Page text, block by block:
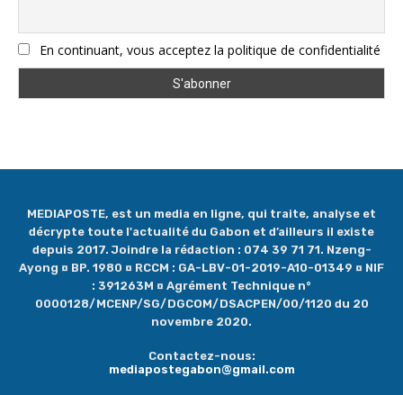
En continuant, vous acceptez la politique de confidentialité
MEDIAPOSTE, est un media en ligne, qui traite, analyse et
décrypte toute l'actualité du Gabon et d’ailleurs il existe
depuis 2017. Joindre la rédaction : 074 39 71 71. Nzeng-
Ayong ¤ BP. 1980 ¤ RCCM : GA-LBV-01-2019-A10-01349 ¤ NIF
: 391263M ¤ Agrément Technique n°
0000128/MCENP/SG/DGCOM/DSACPEN/00/1120 du 20
novembre 2020.
Contactez-nous:
mediapostegabon@gmail.com